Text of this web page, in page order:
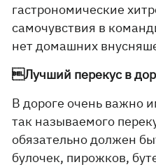
гастрономические
самочувствия в
нет домашних
Лучший перекус в
В дороге очень важно
так называемого
обязательно должен
булочек, пирожков,